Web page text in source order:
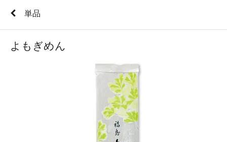
単品
よもぎめん